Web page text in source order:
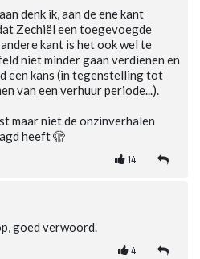
denk ik, aan de ene kant
Zechiël een toegevoegde
kant is het ook wel te
niet minder gaan verdienen en
een kans (in tegenstelling tot
van een verhuur periode...).
maar niet de onzinverhalen
heeft 🫣
14
goed verwoord.
4